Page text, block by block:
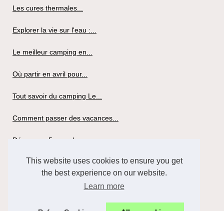
This website uses cookies to ensure you get
the best experience on our website.
Learn more
Les cures thermales...
Explorer la vie sur l'eau :...
Le meilleur camping en...
Où partir en avril pour...
Tout savoir du camping Le...
Comment passer des vacances...
Découvrez 5 superbes...
Louer un mobil-home pour...
Tout savoir du camping la...